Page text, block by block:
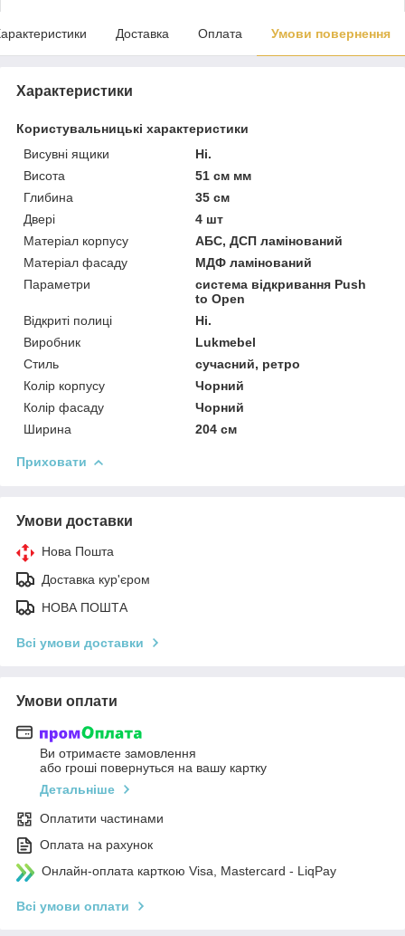
Доставка Оплата Умови повернення
Характеристики
Користувальницькі характеристики
Висувні ящики
Ні.
Висота
51 см мм
Глибина
35 см
Двері
4 шт
Матеріал корпусу
АБС, ДСП ламінований
Матеріал фасаду
МДФ ламінований
Параметри
система відкривання Push
to Open
Відкриті полиці
Ні.
Виробник
Lukmebel
Стиль
сучасний, ретро
Колір корпусу
Чорний
Колір фасаду
Чорний
Ширина
204 см
Приховати
Умови доставки
Нова Пошта
Доставка кур'єром
НОВА ПОШТА
Всі умови доставки
Умови оплати
Ви отримаєте замовлення
або гроші повернуться на вашу картку
Детальніше
Оплатити частинами
Оплата на рахунок
Онлайн-оплата карткою Visa, Mastercard - LiqPay
Всі умови оплати